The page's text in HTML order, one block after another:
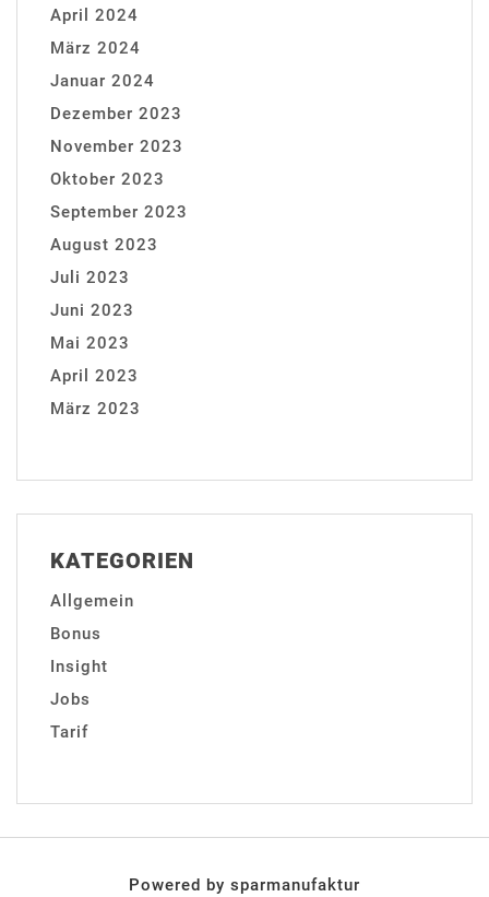
April 2024
März 2024
Januar 2024
Dezember 2023
November 2023
Oktober 2023
September 2023
August 2023
Juli 2023
Juni 2023
Mai 2023
April 2023
März 2023
KATEGORIEN
Allgemein
Bonus
Insight
Jobs
Tarif
Powered by sparmanufaktur